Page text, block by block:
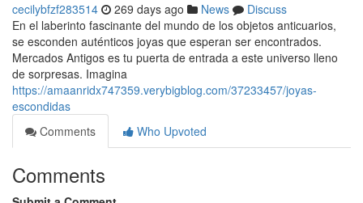
cecilybfzf283514 269 days ago News
Discuss
En el laberinto fascinante del mundo de los objetos anticuarios,
se esconden auténticos joyas que esperan ser encontrados.
Mercados Antigos es tu puerta de entrada a este universo lleno
de sorpresas. Imagina
https://amaanridx747359.verybigblog.com/37233457/joyas-
escondidas
Comments
Who Upvoted
Comments